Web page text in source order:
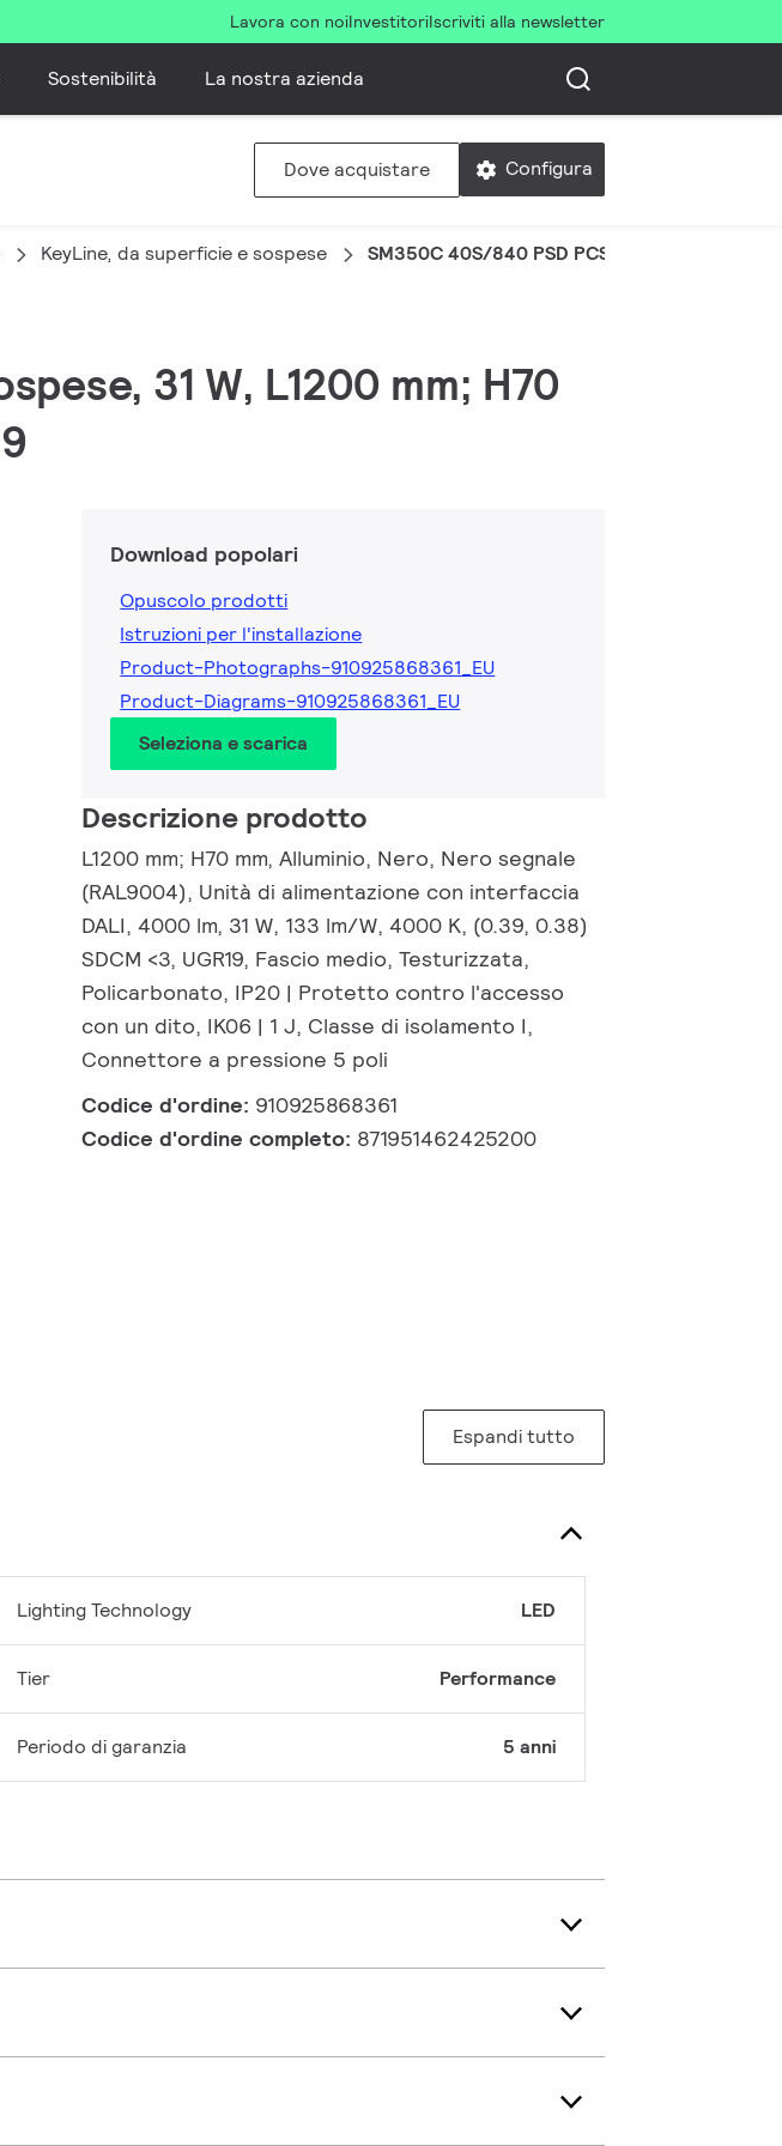
Lavora con noiInvestitoriIscriviti alla newsletter
Sostenibilità La nostra azienda
Dove acquistare Configura
KeyLine, da superficie e sospese SM350C 40S/840 PSD PCS L1200 BK
31 W, L1200 mm; H70
Download popolari
Opuscolo prodotti
Istruzioni per l'installazione
Product-Photographs-910925868361_EU
Product-Diagrams-910925868361_EU
Seleziona e scarica
Descrizione prodotto
L1200 mm; H70 mm, Alluminio, Nero, Nero segnale
(RAL9004), Unità di alimentazione con interfaccia
DALI, 4000 lm, 31 W, 133 lm/W, 4000 K, (0.39, 0.38)
SDCM <3, UGR19, Fascio medio, Testurizzata,
Policarbonato, IP20 | Protetto contro l'accesso
con un dito, IK06 | 1 J, Classe di isolamento I,
Connettore a pressione 5 poli
Codice d'ordine: 910925868361
Codice d'ordine completo: 871951462425200
Espandi tutto
Lighting Technology LED
Tier Performance
Periodo di garanzia 5 anni